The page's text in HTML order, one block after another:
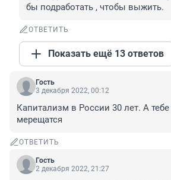
бы подработать , чтобы выжить.
ОТВЕТИТЬ
Показать ещё 13 ответов
Гость
3 декабря 2022, 00:12
Капитализм в России 30 лет. А
мерещатся
ОТВЕТИТЬ
Гость
2 декабря 2022, 21:27